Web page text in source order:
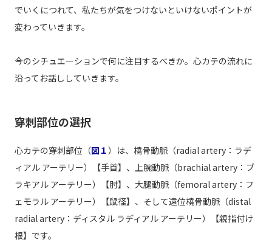
でいくにつれて、私たちが気をつけないといけないポイントが
変わっていきます。
今のシチュエーションで何に注目するべきか。心カテの流れに
沿ってお話ししていきます。
穿刺部位の選択
心カテの穿刺部位（図１）は、橈骨動脈（radial artery：ラデ
ィアル アーテリー）【手首】、上腕動脈（brachial artery：ブ
ラキアル アーテリー）【肘】、大腿動脈（femoral artery：フ
ェモラル アーテリー）【鼠径】、そして遠位橈骨動脈（distal
radial artery：ディスタル ラディアル アーテリー）【親指付け
根】です。